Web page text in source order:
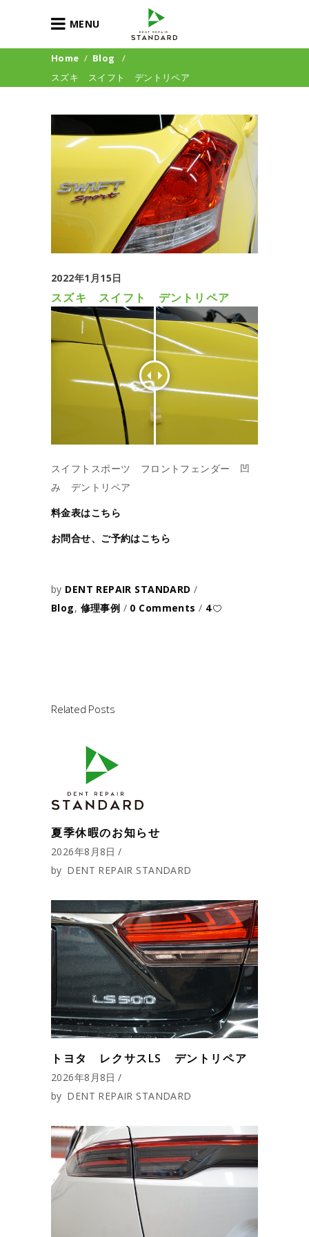
MENU
Home / Blog
/
スズキ スイフト デントリペア
2022年1月15日
スズキ スイフト デントリペア
スイフトスポーツ フロントフェンダー 凹
み デントリペア
料金表はこちら
お問合せ、ご予約はこちら
by DENT REPAIR STANDARD
Blog, 修理事例 0 Comments 4
Related Posts
夏季休暇のお知らせ
2026年8月8日
by DENT REPAIR STANDARD
トヨタ レクサスLS デントリペア
2026年8月8日
by DENT REPAIR STANDARD